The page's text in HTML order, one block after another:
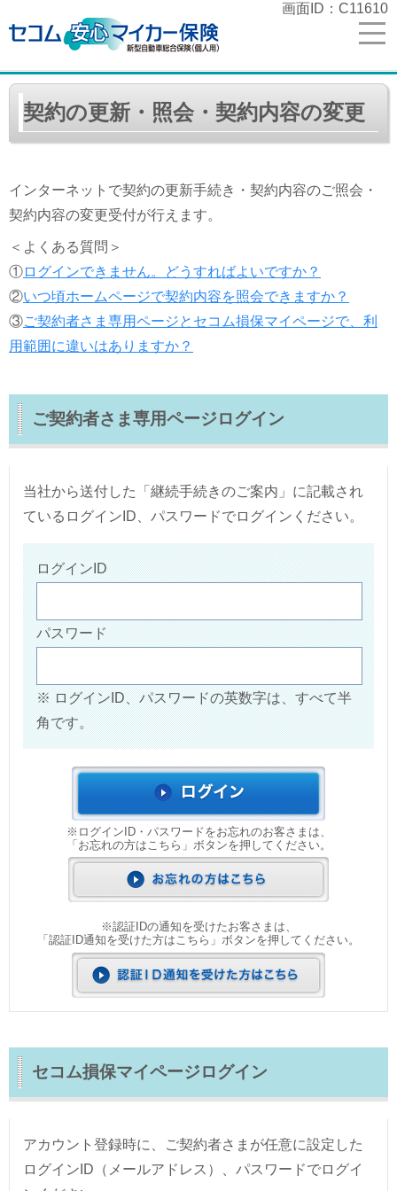
画面ID：C11610
契約の更新・照会・契約内容の変更
インターネットで契約の更新手続き・契約内容のご照会・
契約内容の変更受付が行えます。
＜よくある質問＞
①ログインできません。どうすればよいですか？
②いつ頃ホームページで契約内容を照会できますか？
③ご契約者さま専用ページとセコム損保マイページで、利
用範囲に違いはありますか？
ご契約者さま専用ページログイン
当社から送付した「継続手続きのご案内」に記載され
ているログインID、パスワードでログインください。
ログインID
パスワード
※ログインID、パスワードの英数字は、すべて半
角です。
※ ログインID・パスワードをお忘れのお客さまは、
「お忘れの方はこちら」ボタンを押してください。
※認証IDの通知を受けたお客さまは、
「認証ID通知を受けた方はこちら」ボタンを押してください。
セコム損保マイページログイン
アカウント登録時に、ご契約者さまが任意に設定した
ログインID（メールアドレス）、パスワードでログイ